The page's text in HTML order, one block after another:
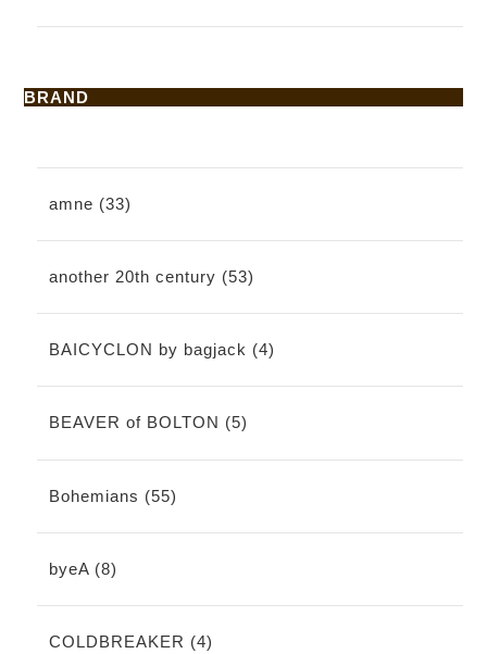
BRAND
amne (33)
another 20th century (53)
BAICYCLON by bagjack (4)
BEAVER of BOLTON (5)
Bohemians (55)
byeA (8)
COLDBREAKER (4)